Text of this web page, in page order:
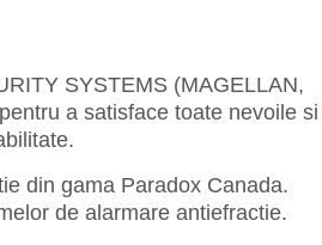
SYSTEMS (MAGELLAN,
a satisface toate nevoile si
din gama Paradox Canada.
de alarmare antiefractie.